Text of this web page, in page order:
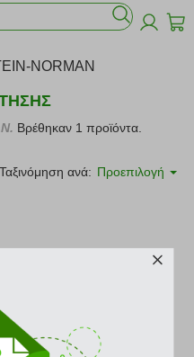
Βρέθηκαν 1 προϊόντα.
Ταξινόμηση ανά: Προεπιλογή